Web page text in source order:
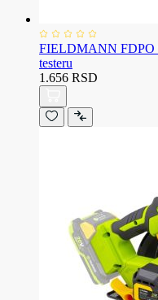
FIELDMANN FDPO
testeru
1.656 RSD